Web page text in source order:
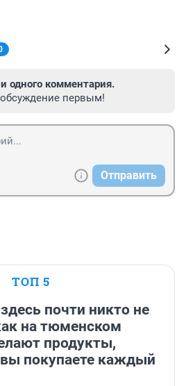
одного комментария.
первым!
Отправить
ТОП 5
почти никто не
на тюменском
продукты,
покупаете каждый